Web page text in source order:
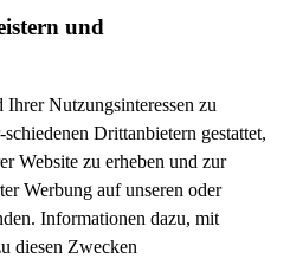
und
Nutzungsinteressen zu
Drittanbietern gestattet,
Website zu erheben und zur
Werbung auf unseren oder
Informationen dazu, mit
diesen Zwecken